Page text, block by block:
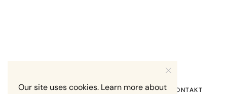
HEM OM MIG RECENSION OM MIG KONTAKT
Our site uses cookies. Learn more about